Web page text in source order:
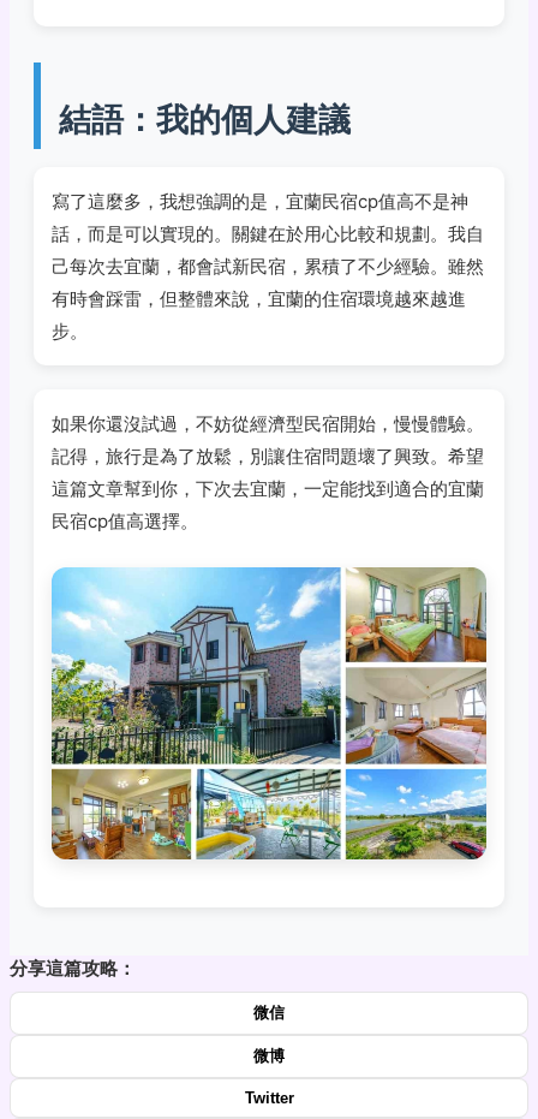
結語：我的個人建議
寫了這麼多，我想強調的是，宜蘭民宿cp值高不是神
話，而是可以實現的。關鍵在於用心比較和規劃。我自
己每次去宜蘭，都會試新民宿，累積了不少經驗。雖然
有時會踩雷，但整體來說，宜蘭的住宿環境越來越進
步。
如果你還沒試過，不妨從經濟型民宿開始，慢慢體驗。
記得，旅行是為了放鬆，別讓住宿問題壞了興致。希望
這篇文章幫到你，下次去宜蘭，一定能找到適合的宜蘭
民宿cp值高選擇。
分享這篇攻略：
微信
微博
Twitter